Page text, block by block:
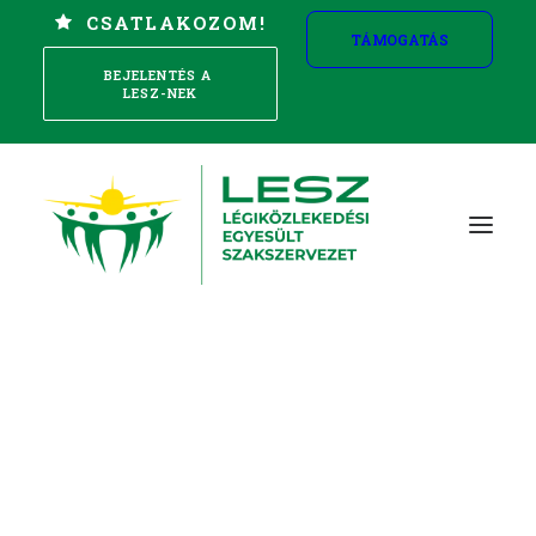
CSATLAKOZOM!
BEJELENTÉS A
LESZ-NEK
TÁMOGATÁS
Szakszervezet alapítása
Reptéri Mobil
Jogvédelem és biztosítások
Kollektív érdekvédelem